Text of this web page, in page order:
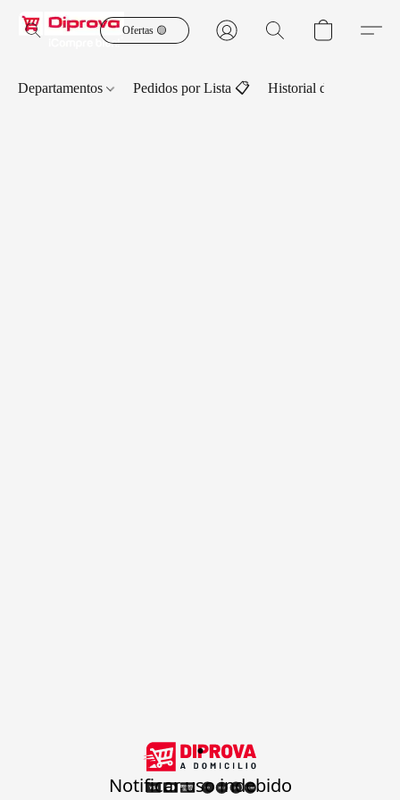
Ofertas 🟡
Departamentos Pedidos por Lista 📋 Historial de Pedidos
.
Notificar uso indebido